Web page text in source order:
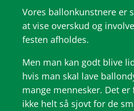
Vores ballonkunstnere er
at vise overskud og
festen afholdes.
Men man kan godt blive
hvis man skal lave
mange mennesker. Det
ikke helt så sjovt for de